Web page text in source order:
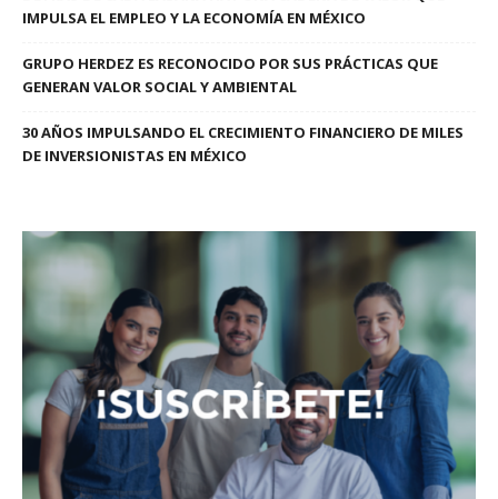
IMPULSA EL EMPLEO Y LA ECONOMÍA EN MÉXICO
GRUPO HERDEZ ES RECONOCIDO POR SUS PRÁCTICAS QUE
GENERAN VALOR SOCIAL Y AMBIENTAL
30 AÑOS IMPULSANDO EL CRECIMIENTO FINANCIERO DE MILES
DE INVERSIONISTAS EN MÉXICO